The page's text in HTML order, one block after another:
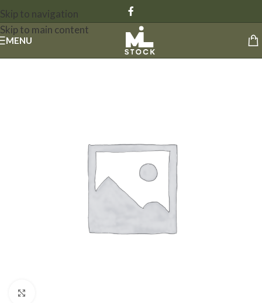
Skip to navigation
Skip to main content
MENU